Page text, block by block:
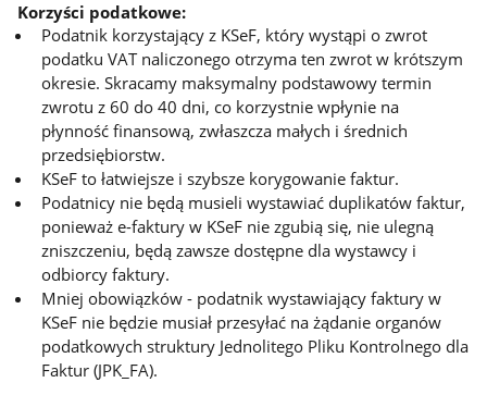
Korzyści podatkowe:
Podatnik korzystający z KSeF, który wystąpi o zwrot
podatku VAT naliczonego otrzyma ten zwrot w krótszym
okresie. Skracamy maksymalny podstawowy termin
zwrotu z 60 do 40 dni, co korzystnie wpłynie na
płynność finansową, zwłaszcza małych i średnich
przedsiębiorstw.
KSeF to łatwiejsze i szybsze korygowanie faktur.
Podatnicy nie będą musieli wystawiać duplikatów faktur,
ponieważ e-faktury w KSeF nie zgubią się, nie ulegną
zniszczeniu, będą zawsze dostępne dla wystawcy i
odbiorcy faktury.
Mniej obowiązków - podatnik wystawiający faktury w
KSeF nie będzie musiał przesyłać na żądanie organów
podatkowych struktury Jednolitego Pliku Kontrolnego dla
Faktur (JPK_FA).